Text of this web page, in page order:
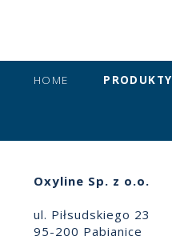
HOME PRODUKTY
Oxyline Sp. z o.o.
ul. Piłsudskiego 23
95-200 Pabianice